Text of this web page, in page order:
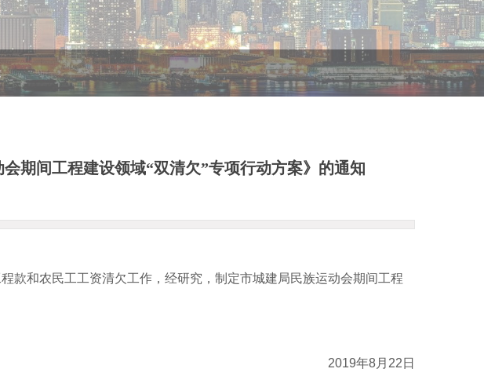
期间工程建设领域“双清欠”专项行动方案》的通知
款和农民工工资清欠工作，经研究，制定市城建局民族运动会期间工程
2019年8月22日